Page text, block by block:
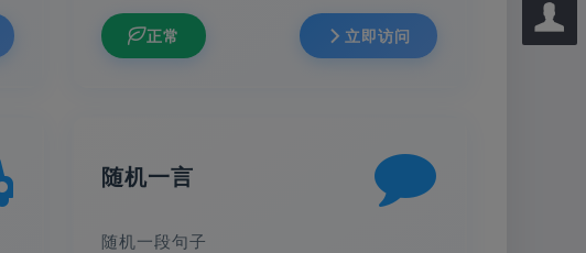
历信息。
正常 立即访问
随机一言
随机一段句子
